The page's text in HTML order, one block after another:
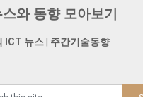
와 동향 모아보기
ICT 뉴스| 주간기술동향